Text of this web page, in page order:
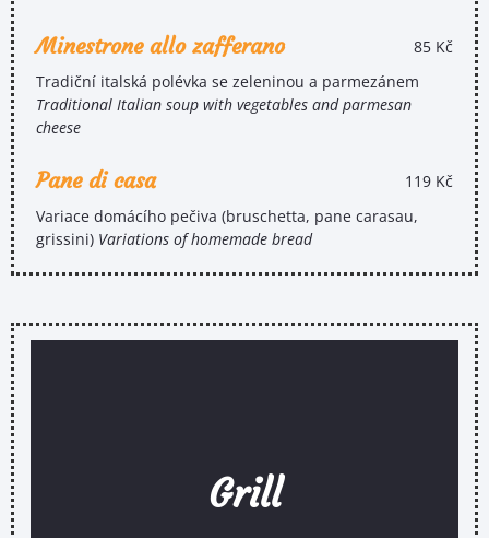
Minestrone allo zafferano
85 Kč
Tradiční italská polévka se zeleninou a parmezánem
Traditional Italian soup with vegetables and parmesan
cheese
Pane di casa
119 Kč
Variace domácího pečiva (bruschetta, pane carasau,
grissini) Variations of homemade bread
Grill